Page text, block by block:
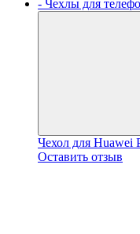
Чехол для Huawei
Оставить отзыв